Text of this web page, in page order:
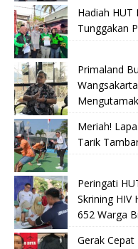
Hadiah HUT
Tunggakan
Primaland
Meriah!
Tarik
Peringati
Skrining HIV
652 Warga
Gerak